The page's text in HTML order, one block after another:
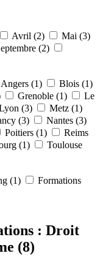
Avril (2)
Mai (3)
(2)
Angers (1)
Blois (1)
Grenoble (1)
Le
(3)
Metz (1)
(3)
Nantes (3)
Poitiers (1)
Reims
(1)
Toulouse
(1)
Formations
: Droit
(8)